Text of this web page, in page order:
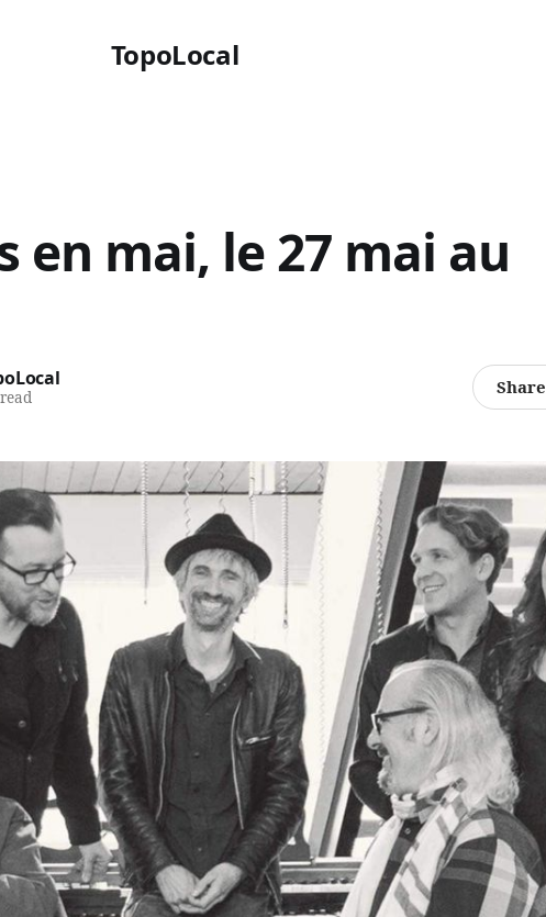
TopoLocal
en mai, le 27 mai au
Share